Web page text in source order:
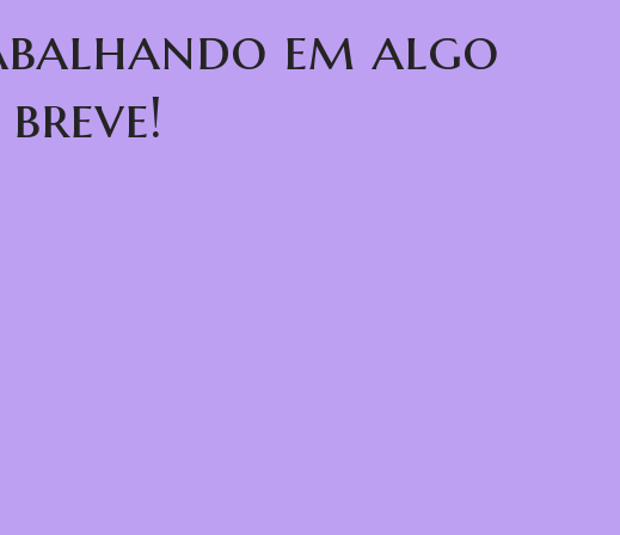
em algo